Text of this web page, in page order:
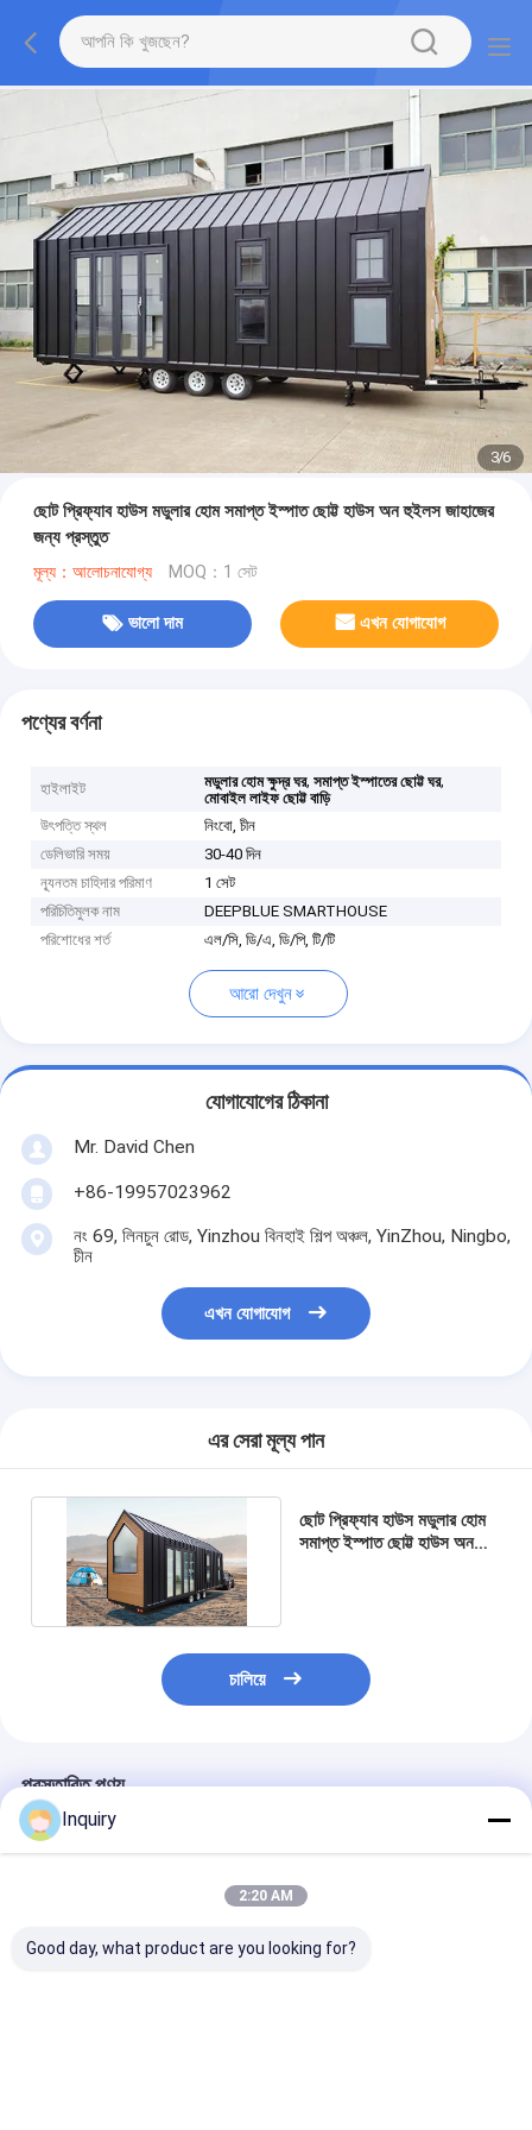
3/6
ছোট প্রিফ্যাব হাউস মডুলার হোম সমাপ্ত ইস্পাত ছোট্ট হাউস অন হুইলস জাহাজের
জন্য প্রস্তুত
মূল্য：আলোচনাযোগ্য MOQ：1 সেট
ভালো দাম এখন যোগাযোগ
পণ্যের বর্ণনা
হাইলাইট মডুলার হোম ক্ষুদ্র ঘর,সমাপ্ত ইস্পাতের ছোট্ট ঘর,
মোবাইল লাইফ ছোট্ট বাড়ি
উৎপত্তি স্থল
নিংবো, চীন
ডেলিভারি সময়
30-40 দিন
ন্যূনতম চাহিদার পরিমাণ
1 সেট
পরিচিতিমুলক নাম
DEEPBLUE SMARTHOUSE
পরিশোধের শর্ত
এল/সি, ডি/এ, ডি/পি, টি/টি
আরো দেখুন
যোগাযোগের ঠিকানা
Mr. David Chen
+86-19957023962
নং 69, লিনচুন রোড, Yinzhou বিনহাই শিল্প অঞ্চল, YinZhou, Ningbo,
চীন
এখন যোগাযোগ
এর সেরা মূল্য পান
ছোট প্রিফ্যাব হাউস মডুলার হোম
সমাপ্ত ইস্পাত ছোট্ট হাউস অন
চালিয়ে
প্রস্তাবিত পণ্য
Inquiry
2:20 AM
Good day, what product are you looking for?